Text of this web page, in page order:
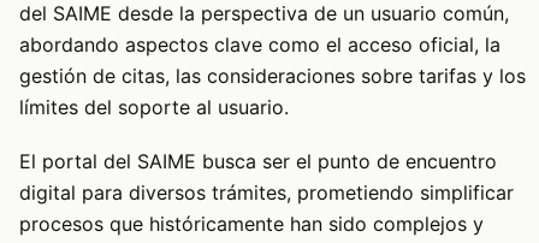
del SAIME desde la perspectiva de un usuario común,
abordando aspectos clave como el acceso oficial, la
gestión de citas, las consideraciones sobre tarifas y los
límites del soporte al usuario.
El portal del SAIME busca ser el punto de encuentro
digital para diversos trámites, prometiendo simplificar
procesos que históricamente han sido complejos y